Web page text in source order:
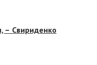
– Свириденко